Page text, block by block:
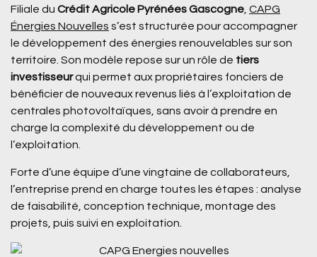
Filiale du Crédit Agricole Pyrénées Gascogne CAPG
Énergies Nouvelles s’est structurée pour accompagner
le développement des énergies renouvelables sur son
territoire. Son modèle repose sur un rôle de tiers
investisseurqui permet aux propriétaires fonciers de
bénéficier de nouveaux revenus liés à l’exploitation de
centrales photovoltaïques, sans avoir à prendre en
charge la complexité du développement ou de
l’exploitation.
Forte d’une équipe d’une vingtaine de collaborateurs,
l’entreprise prend en charge toutes les étapes : analyse
de faisabilité, conception technique, montage des
projets, puis suivi en exploitation.